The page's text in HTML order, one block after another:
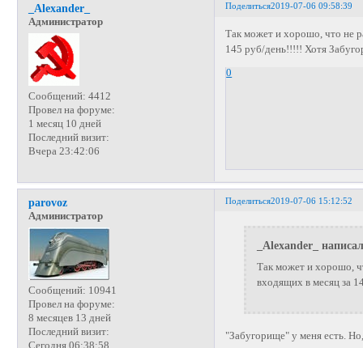
Поделиться2019-07-06 09:58:39
_Alexander_
Администратор
Сообщений: 4412
Провел на форуме:
1 месяц 10 дней
Последний визит:
Вчера 23:42:06
Так может и хорошо, что не
145 руб/день!!!!! Хотя
0
Поделиться2019-07-06 15:12:52
parovoz
Администратор
Сообщений: 10941
Провел на форуме:
8 месяцев 13 дней
Последний визит:
Сегодня 06:38:58
_Alexander_
Так может и хорошо,
входящих в месяц за
"Забугорище" у меня есть.